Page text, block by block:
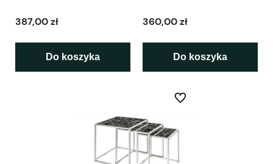
387,00 zł
Do koszyka
360,00 zł
Do koszyka
Do ulubionych